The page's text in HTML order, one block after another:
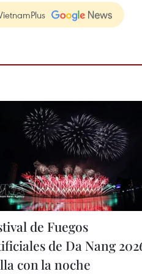
de Fuegos
de Da Nang
con la noche